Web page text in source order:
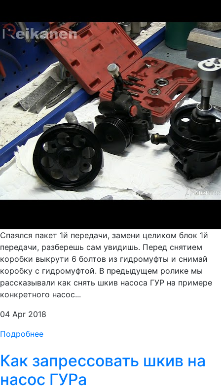
Спаялся пакет 1й передачи, замени целиком блок 1й
передачи, разберешь сам увидишь. Перед снятием
коробки выкрути 6 болтов из гидромуфты и снимай
коробку с гидромуфтой. В предыдущем ролике мы
рассказывали как снять шкив насоса ГУР на примере
конкретного насос...
04 Apr 2018
Подробнее
Как запрессовать шкив на
насос ГУРа